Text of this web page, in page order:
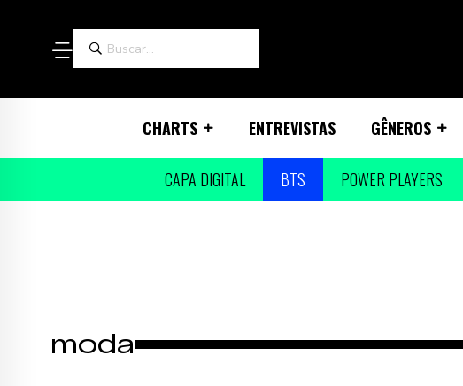
CHARTS ENTREVISTAS GÊNEROS
CAPA DIGITAL BTS POWER PLAYERS
moda